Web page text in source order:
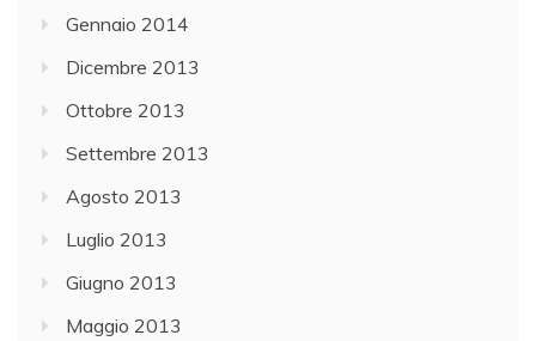
Gennaio 2014
Dicembre 2013
Ottobre 2013
Settembre 2013
Agosto 2013
Luglio 2013
Giugno 2013
Maggio 2013